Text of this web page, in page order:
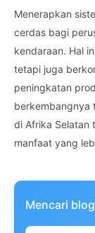
Menerapkan
cerdas bagi
kendaraan. Hal
tetapi juga
peningkatan
berkembangnya
di Afrika Selatan
manfaat yang
Mencari